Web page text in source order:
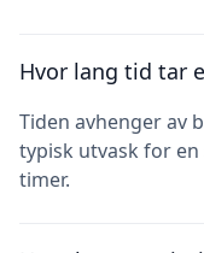
Hvor lang tid tar
Tiden avhenger av
typisk utvask for
timer.